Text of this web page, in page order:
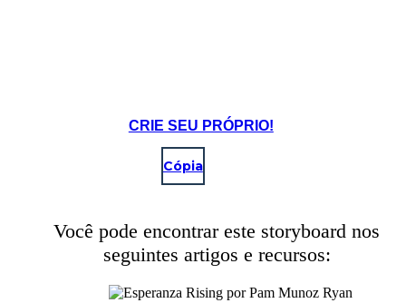
CRIE SEU PRÓPRIO!
Cópia
Você pode encontrar este storyboard nos
seguintes artigos e recursos: